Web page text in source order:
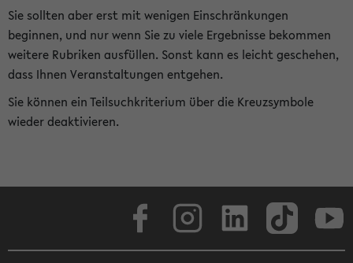
Sie sollten aber erst mit wenigen Einschränkungen
beginnen, und nur wenn Sie zu viele Ergebnisse bekommen
weitere Rubriken ausfüllen. Sonst kann es leicht geschehen,
dass Ihnen Veranstaltungen entgehen.
Sie können ein Teilsuchkriterium über die Kreuzsymbole
wieder deaktivieren.